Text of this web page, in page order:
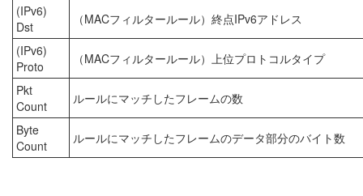
(IPv6)
Dst
（MACフィルタールール）終点IPv6アドレス
(IPv6)
Proto
（MACフィルタールール）上位プロトコルタイプ
Pkt
Count
ルールにマッチしたフレームの数
Byte
Count
ルールにマッチしたフレームのデータ部分のバイト数